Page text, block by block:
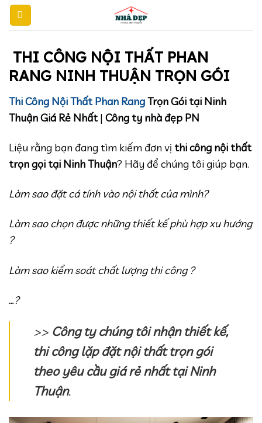
Skip
THI CÔNG NỘI THẤT PHAN
RANG NINH THUẬN TRỌN GÓI
Thi Công Nội Thất Phan RangTrọn Gói tại Ninh
Thuận Giá Rẻ Nhất| Công ty nhà đẹp PN
Liệu rằng bạn đang tìm kiếm đơn vị thi công nội thất
trọn gọi tại Ninh Thuận? Hãy để chúng tôi giúp bạn.
Làm sao đặt cá tính vào nội thất của mình?
Làm sao chọn được những thiết kế phù hợp xu hướng
?
Làm sao kiểm soát chất lượng thi công ?
…?
>> Công ty chúng tôi nhận thiết kế,
thi công lặp đặt nội thất trọn gói
theo yêu cầu giá rẻ nhất tại Ninh
Thuận.